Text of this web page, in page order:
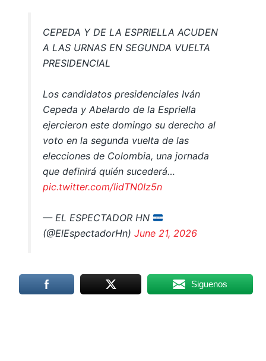
CEPEDA Y DE LA ESPRIELLA ACUDEN
A LAS URNAS EN SEGUNDA VUELTA
PRESIDENCIAL
Los candidatos presidenciales Iván
Cepeda y Abelardo de la Espriella
ejercieron este domingo su derecho al
voto en la segunda vuelta de las
elecciones de Colombia, una jornada
que definirá quién sucederá…
pic.twitter.com/lidTN0Iz5n
— EL ESPECTADOR HN
(@ElEspectadorHn) June 21, 2026
Siguenos